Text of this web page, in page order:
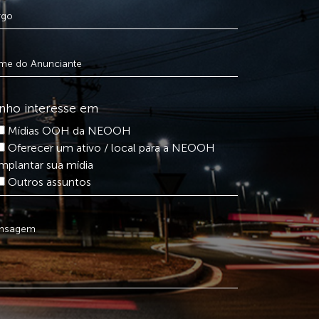
interesse em
Mídias OOH da NEOOH
Oferecer um ativo / local para a NEOOH
sua mídia
Outros assuntos